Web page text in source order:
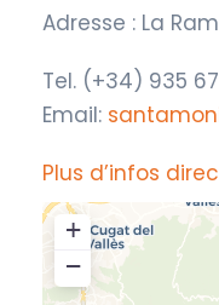
Adresse : La
Tel. (+34) 935
Email:
Plus d’infos
+
−